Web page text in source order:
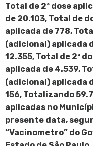
Total de 2ª dose
de 20.103, Total de
aplicada de 778,
(adicional) aplicada
12.355, Total de 2ª
aplicada de 4.539,
(adicional) aplicada
156, Totalizando
aplicadas no
presente data,
“Vacinometro” do